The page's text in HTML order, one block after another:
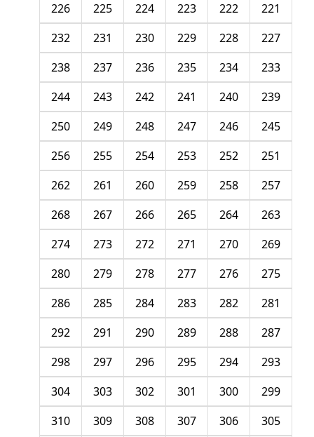
221
222
223
224
225
226
227
228
229
230
231
232
233
234
235
236
237
238
239
240
241
242
243
244
245
246
247
248
249
250
251
252
253
254
255
256
257
258
259
260
261
262
263
264
265
266
267
268
269
270
271
272
273
274
275
276
277
278
279
280
281
282
283
284
285
286
287
288
289
290
291
292
293
294
295
296
297
298
299
300
301
302
303
304
305
306
307
308
309
310